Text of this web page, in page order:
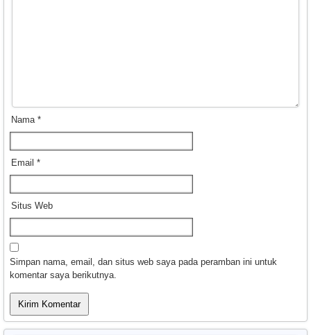
Nama *
Email *
Situs Web
Simpan nama, email, dan situs web saya pada peramban ini untuk
komentar saya berikutnya.